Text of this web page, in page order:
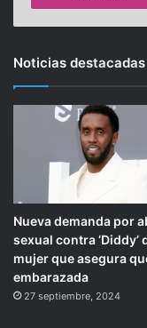
Noticias destacadas
Nueva demanda por
sexual contra ‘Diddy’
mujer que asegura
embarazada
27 septiembre, 2024